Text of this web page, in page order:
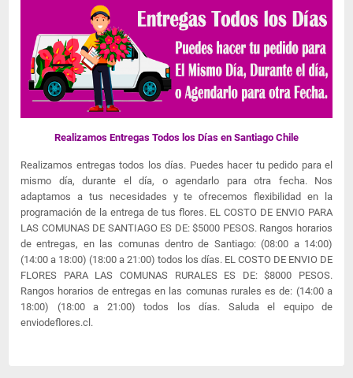
Realizamos Entregas Todos los Días en Santiago Chile
Realizamos entregas todos los días. Puedes hacer tu pedido para el
mismo día, durante el día, o agendarlo para otra fecha. Nos
adaptamos a tus necesidades y te ofrecemos flexibilidad en la
programación de la entrega de tus flores. EL COSTO DE ENVIO PARA
LAS COMUNAS DE SANTIAGO ES DE: $5000 PESOS. Rangos horarios
de entregas, en las comunas dentro de Santiago: (08:00 a 14:00)
(14:00 a 18:00) (18:00 a 21:00) todos los días. EL COSTO DE ENVIO DE
FLORES PARA LAS COMUNAS RURALES ES DE: $8000 PESOS.
Rangos horarios de entregas en las comunas rurales es de: (14:00 a
18:00) (18:00 a 21:00) todos los días. Saluda el equipo de
enviodeflores.cl.